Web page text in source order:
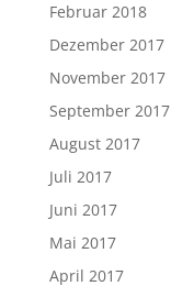
Februar 2018
Dezember 2017
November 2017
September 2017
August 2017
Juli 2017
Juni 2017
Mai 2017
April 2017